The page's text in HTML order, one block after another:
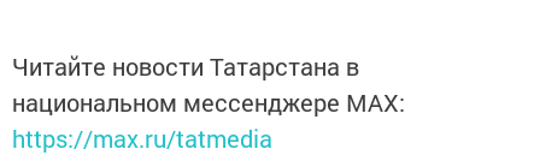
Читайте новости Татарстана в
национальном мессенджере MАХ:
https://max.ru/tatmedia